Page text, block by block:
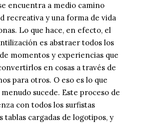
encuentra a medio camino
recreativa y una forma de vida
Lo que hace, en efecto, el
es abstraer todos los
momentos y experiencias que
en cosas a través de
para otros. O eso es lo que
sucede. Este proceso de
con todos los surfistas
tablas cargadas de logotipos, y